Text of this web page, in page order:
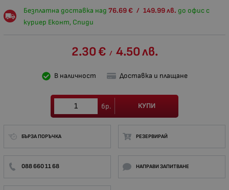
Безплатна доставка над 76.69 € / 149.99 лв. до офис с
куриер Еконт, Спиди
2.30 € / 4.50лв.
В наличност Доставка и плащане
бр. КУПИ
БЪРЗА ПОРЪЧКА РЕЗЕРВИРАЙ
088 660 11 68 НАПРАВИ ЗАПИТВАНЕ